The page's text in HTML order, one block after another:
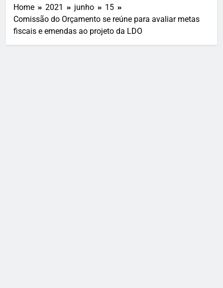
Home 2021 junho
15
Comissão do Orçamento se reúne para avaliar metas
fiscais e emendas ao projeto da LDO